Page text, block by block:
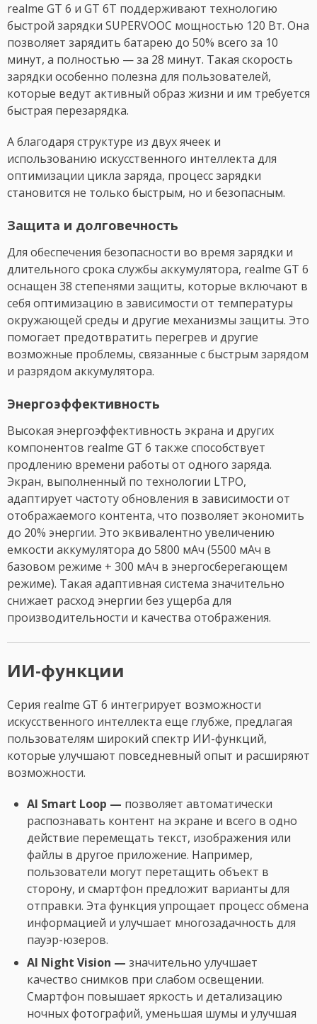
realme GT 6 и GT 6T поддерживают технологию
быстрой зарядки SUPERVOOC мощностью 120 Вт. Она
позволяет зарядить батарею до 50% всего за 10
минут, а полностью — за 28 минут. Такая скорость
зарядки особенно полезна для пользователей,
которые ведут активный образ жизни и им требуется
быстрая перезарядка.
А благодаря структуре из двух ячеек и
использованию искусственного интеллекта для
оптимизации цикла заряда, процесс зарядки
становится не только быстрым, но и безопасным.
Защита и долговечность
Для обеспечения безопасности во время зарядки и
длительного срока службы аккумулятора, realme GT 6
оснащен 38 степенями защиты, которые включают в
себя оптимизацию в зависимости от температуры
окружающей среды и другие механизмы защиты. Это
помогает предотвратить перегрев и другие
возможные проблемы, связанные с быстрым зарядом
и разрядом аккумулятора.
Энергоэффективность
Высокая энергоэффективность экрана и других
компонентов realme GT 6 также способствует
продлению времени работы от одного заряда.
Экран, выполненный по технологии LTPO,
адаптирует частоту обновления в зависимости от
отображаемого контента, что позволяет экономить
до 20% энергии. Это эквивалентно увеличению
емкости аккумулятора до 5800 мАч (5500 мАч в
базовом режиме + 300 мАч в энергосберегающем
режиме). Такая адаптивная система значительно
снижает расход энергии без ущерба для
производительности и качества отображения.
ИИ-функции
Серия realme GT 6 интегрирует возможности
искусственного интеллекта еще глубже, предлагая
пользователям широкий спектр ИИ-функций,
которые улучшают повседневный опыт и расширяют
возможности.
AI Smart Loop — позволяет автоматически
распознавать контент на экране и всего в одно
действие перемещать текст, изображения или
файлы в другое приложение. Например,
пользователи могут перетащить объект в
сторону, и смартфон предложит варианты для
отправки. Эта функция упрощает процесс обмена
информацией и улучшает многозадачность для
пауэр-юзеров.
AI Night Vision — значительно улучшает
качество снимков при слабом освещении.
Смартфон повышает яркость и детализацию
ночных фотографий, уменьшая шумы и улучшая